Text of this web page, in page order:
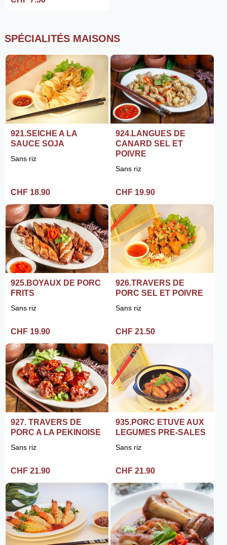
SPÉCIALITÉS MAISONS
921.SEICHE A LA
SAUCE SOJA
Sans riz
CHF 18.90
924.LANGUES DE
CANARD SEL ET
POIVRE
Sans riz
CHF 19.90
925.BOYAUX DE PORC
FRITS
Sans riz
CHF 19.90
926.TRAVERS DE
PORC SEL ET POIVRE
Sans riz
CHF 21.50
927. TRAVERS DE
PORC A LA PEKINOISE
Sans riz
CHF 21.90
935.PORC ETUVE AUX
LEGUMES PRE-SALES
Sans riz
CHF 21.90